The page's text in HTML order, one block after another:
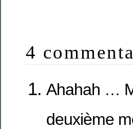
4
Ahahah …
deuxième